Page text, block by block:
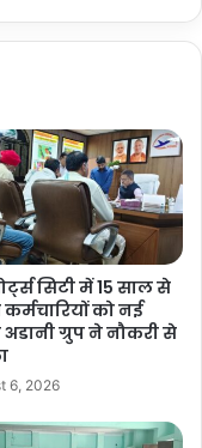
सिटी में 15 साल से
कर्मचारियों को नई
ग्रुप ने नौकरी से
6, 2026